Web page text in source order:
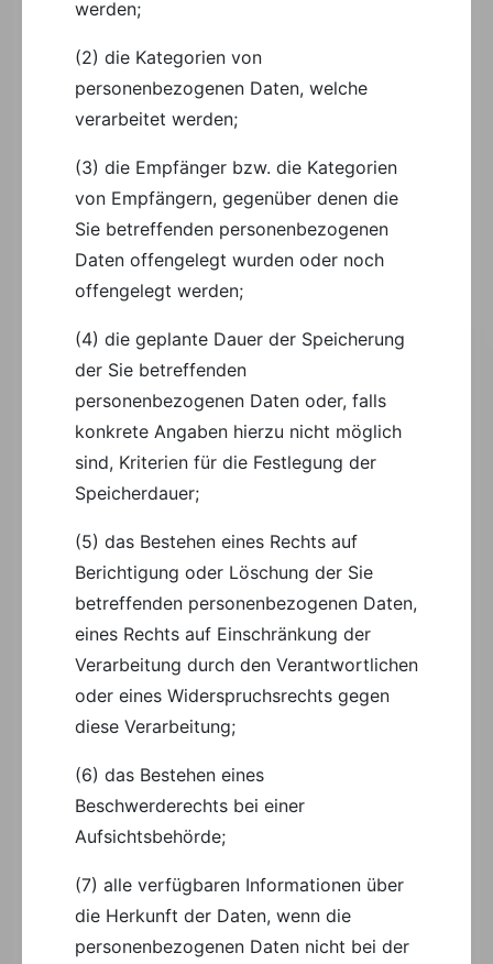
werden;
(2) die Kategorien von
personenbezogenen Daten, welche
verarbeitet werden;
(3) die Empfänger bzw. die Kategorien
von Empfängern, gegenüber denen die
Sie betreffenden personenbezogenen
Daten offengelegt wurden oder noch
offengelegt werden;
(4) die geplante Dauer der Speicherung
der Sie betreffenden
personenbezogenen Daten oder, falls
konkrete Angaben hierzu nicht möglich
sind, Kriterien für die Festlegung der
Speicherdauer;
(5) das Bestehen eines Rechts auf
Berichtigung oder Löschung der Sie
betreffenden personenbezogenen Daten,
eines Rechts auf Einschränkung der
Verarbeitung durch den Verantwortlichen
oder eines Widerspruchsrechts gegen
diese Verarbeitung;
(6) das Bestehen eines
Beschwerderechts bei einer
Aufsichtsbehörde;
(7) alle verfügbaren Informationen über
die Herkunft der Daten, wenn die
personenbezogenen Daten nicht bei der